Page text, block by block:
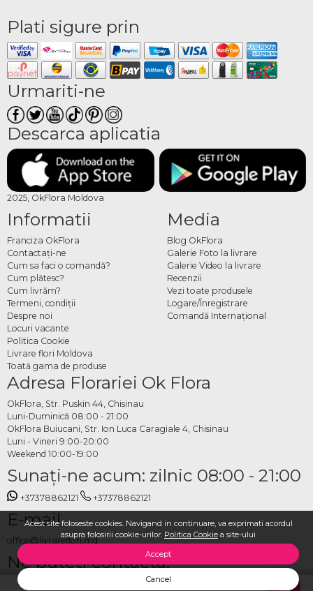
Acest site foloseste cookies. Navigand in continuare, va exprimati acordul
asupra folosirii cookie-urilor. Politica Cookie a site-ului
Accept
Cancel
Plati sigure prin
Urmariti-ne
Descarca aplicatia
2025, OkFlora Moldova
Informatii
Franciza OkFlora
Contactaţi-ne
Cum sa faci o comandă?
Cum plătesc?
Cum livrăm?
Termeni, condiţii
Despre noi
Locuri vacante
Politica Cookie
Livrare flori Moldova
Toată gama de produse
Media
Blog OkFlora
Galerie Foto la livrare
Galerie Video la livrare
Recenzii
Vezi toate produsele
Logare/Înregistrare
Comandă Internațional
Adresa Florariei Ok Flora
OkFlora, Str. Puskin 44, Chisinau
Luni-Duminică 08:00 - 21:00
OkFlora Buiucani, Str. Ion Luca Caragiale 4, Chisinau
Luni - Vineri 9:00-20:00
Weekend 10:00-19:00
Sunaţi-ne acum: zilnic 08:00 - 21:00
+37378862121 +37378862121
E-mail
office@livrareflori.md
Ne puteți contacta:
whatsapp